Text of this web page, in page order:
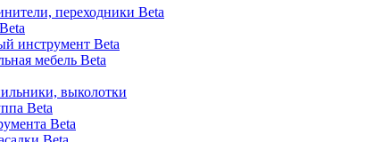
переходники Beta
инструмент Beta
мебель Beta
выколотки
Beta
Beta